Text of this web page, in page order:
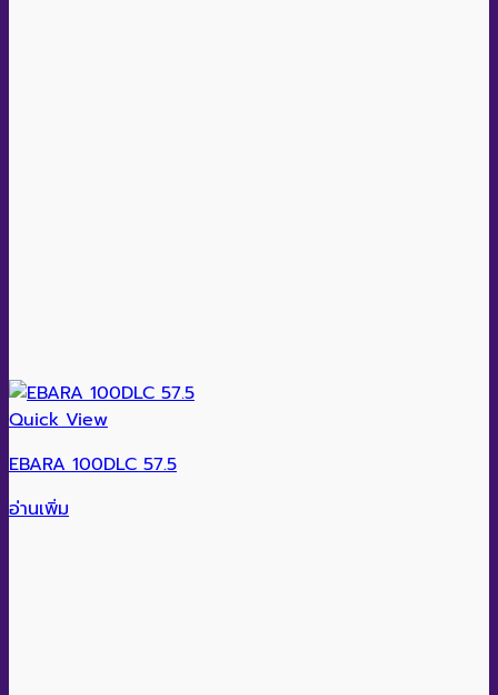
Quick View
EBARA 100DLC 57.5
อ่านเพิ่ม